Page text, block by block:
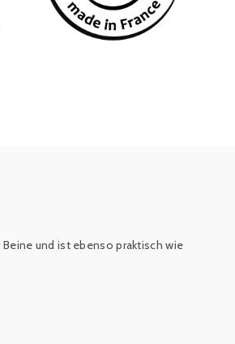
Beine und ist ebenso praktisch wie